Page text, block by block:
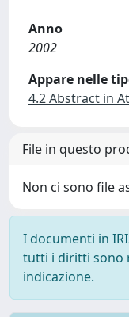
Anno
2002
Appare nelle
4.2 Abstract in
File in questo
Non ci sono file
I documenti in
tutti i diritti sono
indicazione.